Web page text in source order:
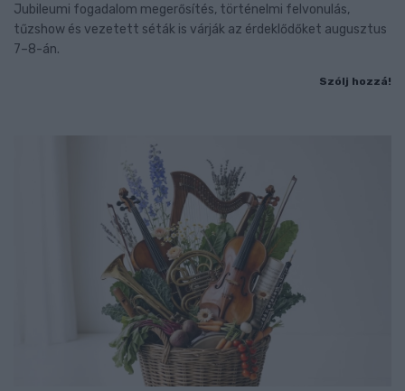
Jubileumi fogadalom megerősítés, történelmi felvonulás,
tűzshow és vezetett séták is várják az érdeklődőket augusztus
7–8-án.
Szólj hozzá!